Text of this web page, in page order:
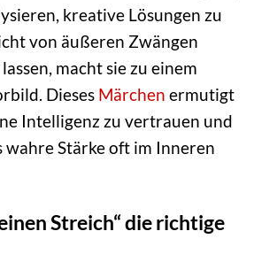
kreative Lösungen zu
von äußeren Zwängen
macht sie zu einem
Dieses Märchen ermutigt
Intelligenz zu vertrauen und
wahre Stärke oft im Inneren
Streich“ die richtige